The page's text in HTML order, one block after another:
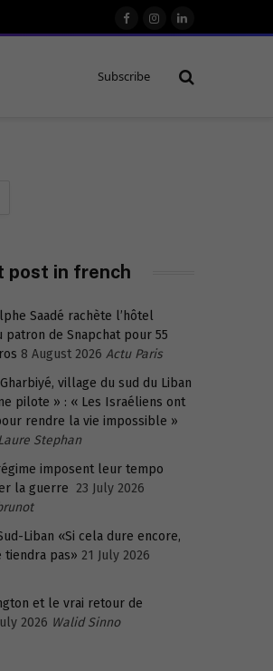
FacebookInstagram
LinkedIn
Subscribe
post in french
Saadé rachète l’hôtel
de Snapchat pour 55
8 August 2026 Actu Paris
village du sud du Liban
pilote » : « Les Israéliens ont
rendre la vie impossible »
Stephan
imposent leur tempo
la guerre 23 July 2026
Liban «Si cela dure encore,
pas» 21 July 2026
et le vrai retour de
2026 Walid Sinno